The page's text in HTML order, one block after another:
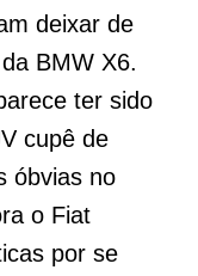
deixar de
BMW X6.
ter sido
cupê de
óbvias no
o Fiat
por se